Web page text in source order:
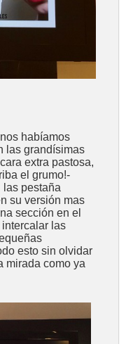
habíamos
las grandísimas
extra pastosa,
el grumo!-
pestaña
su versión mas
sección en el
las
esto sin olvidar
mirada como ya